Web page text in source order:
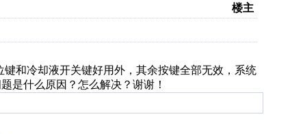
楼主
和冷却液开关键好用外，其余按键全部无效，系统
是什么原因？怎么解决？谢谢！